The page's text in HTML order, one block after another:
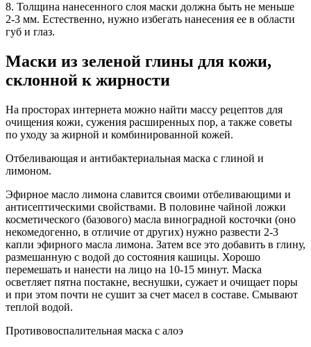
8. Толщина нанесенного слоя маски должна быть не меньше
2-3 мм. Естественно, нужно избегать нанесения ее в области
губ и глаз.
Маски из зеленой глины для кожи,
склонной к жирности
На просторах интернета можно найти массу рецептов для
очищения кожи, сужения расширенных пор, а также советы
по уходу за жирной и комбинированной кожей.
Отбеливающая и антибактериальная маска с глиной и
лимоном.
Эфирное масло лимона славится своими отбеливающими и
антисептическими свойствами. В половине чайной ложки
косметического (базового) масла виноградной косточки (оно
некомедогенно, в отличие от других) нужно развести 2-3
капли эфирного масла лимона. Затем все это добавить в глину,
размешанную с водой до состояния кашицы. Хорошо
перемешать и нанести на лицо на 10-15 минут. Маска
осветляет пятна постакне, веснушки, сужает и очищает поры
и при этом почти не сушит за счет масел в составе. Смывают
теплой водой.
Противовоспалительная маска с алоэ